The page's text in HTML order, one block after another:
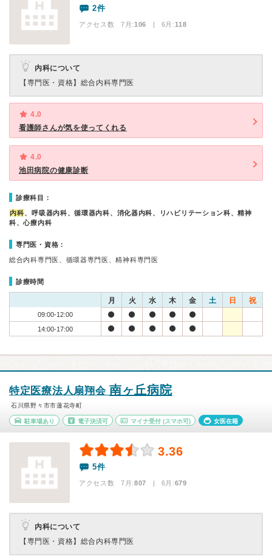
2件
アクセス数 7月:106 | 6月:118
内科について
【専門医・資格】 総合内科専門医
4.0
看護師さんが気を使ってくれる
4.0
池田病院の健康診断
診療科目：
内科、呼吸器内科、循環器内科、消化器内科、リハビリテーション科、精神
科、心療内科
専門医・資格：
総合内科専門医、循環器専門医、精神科専門医
診療時間
月 火 水 木 金 土 日 祝
09:00-12:00
14:00-17:00
特定医療法人扇翔会 南ヶ丘病院
石川県野々市市蓮花寺町
駐車場あり 電子決済可 マイナ受付 (スマホ可) 女医在籍
3.36
5件
アクセス数 7月:807 | 6月:679
内科について
【専門医・資格】 総合内科専門医